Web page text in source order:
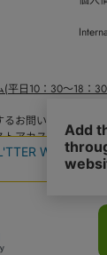
(平日10：30～18：
お問い合わせ（平
アカスタマーセン
様等に関するお問
テッドコールセンタ
採用